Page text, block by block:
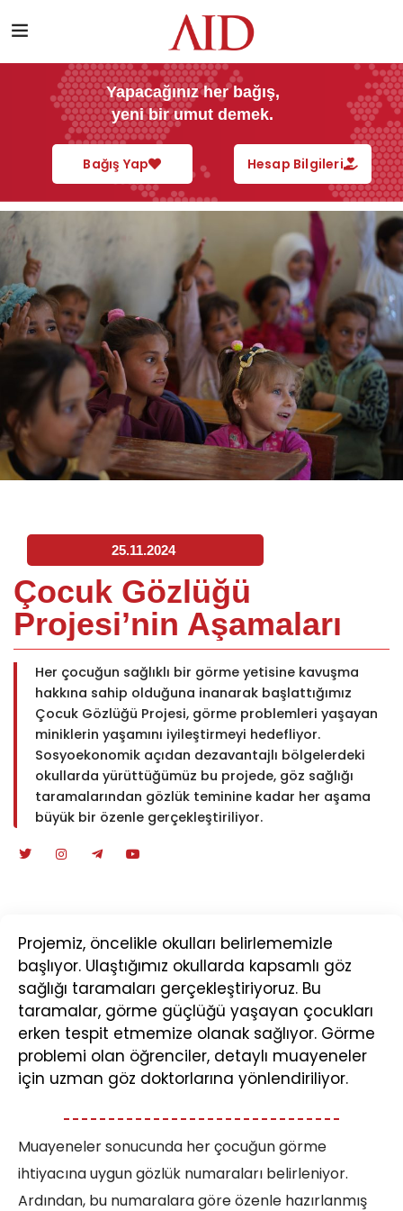
Yapacağınız her bağış,
yeni bir umut demek.
Bağış Yap Hesap Bilgileri
25.11.2024
Çocuk Gözlüğü
Projesi’nin Aşamaları
Her çocuğun sağlıklı bir görme yetisine kavuşma
hakkına sahip olduğuna inanarak başlattığımız
Çocuk Gözlüğü Projesi, görme problemleri yaşayan
miniklerin yaşamını iyileştirmeyi hedefliyor.
Sosyoekonomik açıdan dezavantajlı bölgelerdeki
okullarda yürüttüğümüz bu projede, göz sağlığı
taramalarından gözlük teminine kadar her aşama
büyük bir özenle gerçekleştiriliyor.
Projemiz, öncelikle okulları belirlememizle
başlıyor. Ulaştığımız okullarda kapsamlı göz
sağlığı taramaları gerçekleştiriyoruz. Bu
taramalar, görme güçlüğü yaşayan çocukları
erken tespit etmemize olanak sağlıyor. Görme
problemi olan öğrenciler, detaylı muayeneler
için uzman göz doktorlarına yönlendiriliyor.
Muayeneler sonucunda her çocuğun görme
ihtiyacına uygun gözlük numaraları belirleniyor.
Ardından, bu numaralara göre özenle hazırlanmış